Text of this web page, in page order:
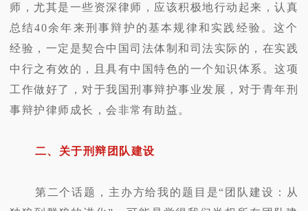
师，尤其是一些资深律师，应该积极地行动起来，认真
总结40余年来刑事辩护的基本规律和实践经验。这个
经验，一定是契合中国司法体制和司法实际的，在实践
中行之有效的，且具有中国特色的一个知识体系。这项
工作做好了，对于我国刑事辩护事业发展，对于青年刑
事辩护律师成长，会非常有助益。
二、关于刑辩团队建设
第二个话题，主办方给我的题目是“团队建设：从